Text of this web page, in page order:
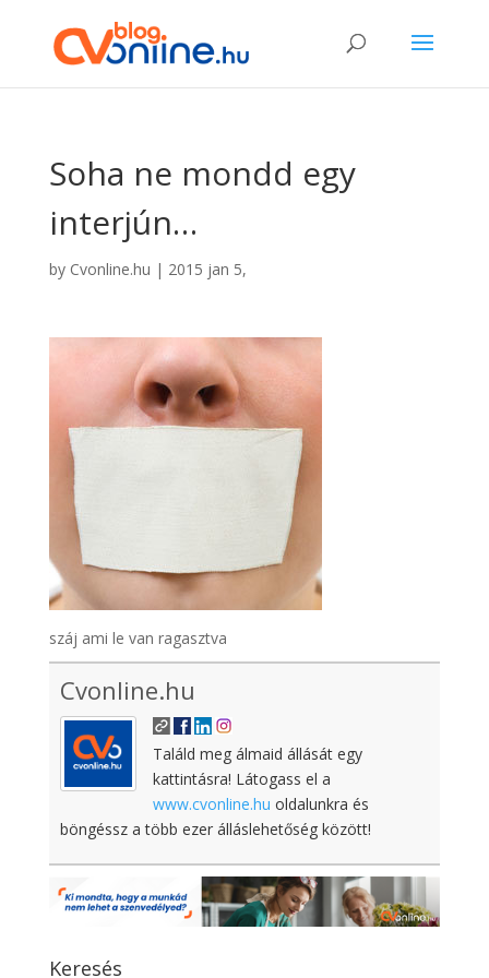
Soha ne mondd egy
interjún…
by Cvonline.hu | 2015 jan 5,
száj ami le van ragasztva
Cvonline.hu
Találd meg álmaid állását egy
kattintásra! Látogass el a
www.cvonline.hu oldalunkra és
böngéssz a több ezer álláslehetőség között!
Keresés